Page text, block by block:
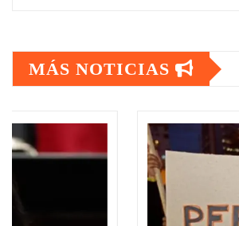
MÁS NOTICIAS